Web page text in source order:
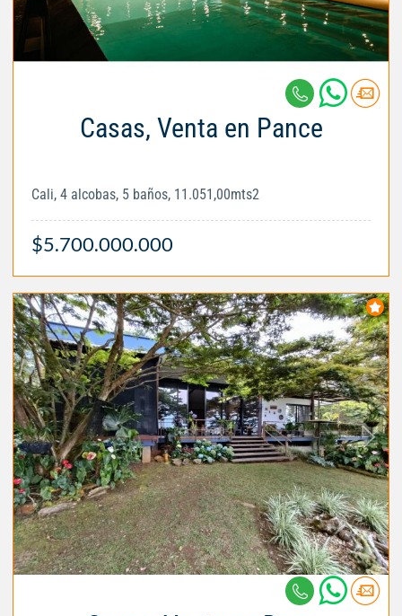
Casas, Venta en Pance
Cali, 4 alcobas, 5 baños, 11.051,00mts2
$5.700.000.000